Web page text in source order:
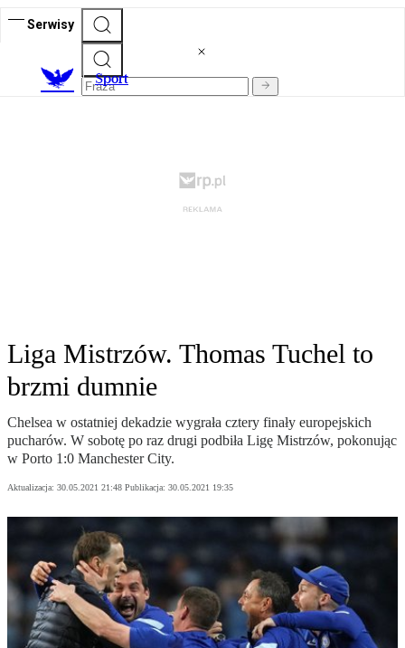
Serwisy
Sport
Liga Mistrzów. Thomas Tuchel to
brzmi dumnie
Chelsea w ostatniej dekadzie wygrała cztery finały europejskich
pucharów. W sobotę po raz drugi podbiła Ligę Mistrzów, pokonując
w Porto 1:0 Manchester City.
Aktualizacja: 30.05.2021 21:48 Publikacja: 30.05.2021 19:35